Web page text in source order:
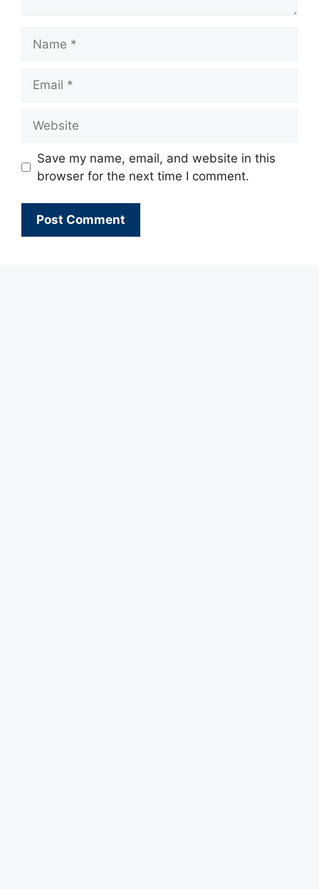
Save my name, email, and website in this
browser for the next time I comment.